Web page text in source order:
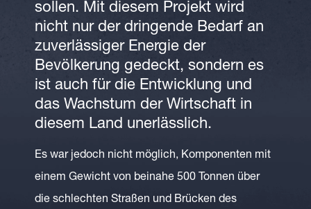
sollen. Mit diesem Projekt wird
nicht nur der dringende Bedarf an
zuverlässiger Energie der
Bevölkerung gedeckt, sondern es
ist auch für die Entwicklung und
das Wachstum der Wirtschaft in
diesem Land unerlässlich.
Es war jedoch nicht möglich, Komponenten mit
einem Gewicht von beinahe 500 Tonnen über
die schlechten Straßen und Brücken des